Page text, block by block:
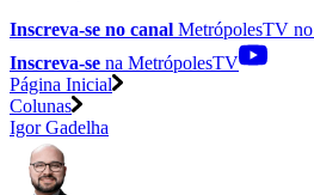
Inscreva-se no canal MetrópolesTV no
Inscreva-se na MetrópolesTV
Página Inicial
Colunas
Igor Gadelha